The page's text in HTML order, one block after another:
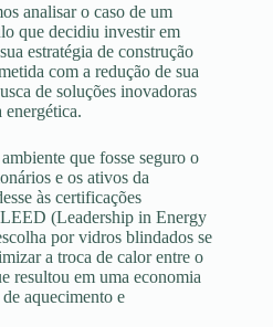
analisar o caso de um
que decidiu investir em
estratégia de construção
com a redução de sua
de soluções inovadoras
energética.
que fosse seguro o
e os ativos da
às certificações
(Leadership in Energy
por vidros blindados se
a troca de calor entre o
resultou em uma economia
aquecimento e